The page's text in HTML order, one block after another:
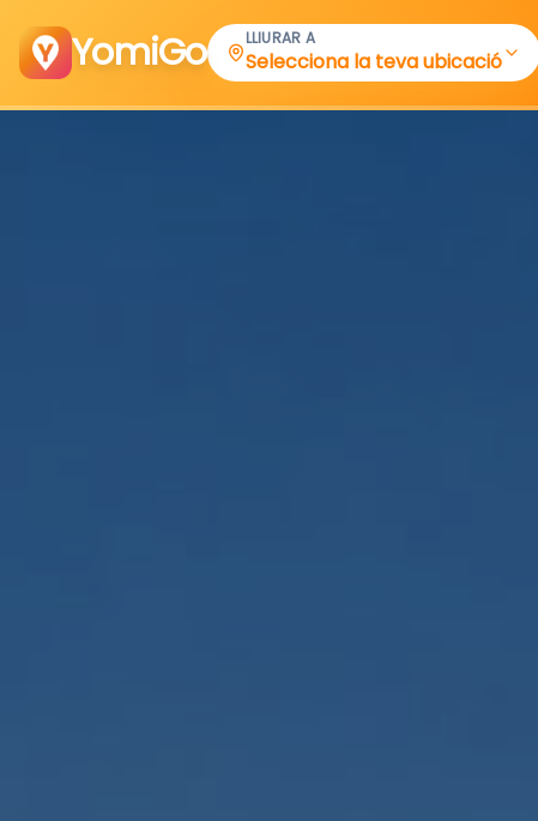
YomiGo LLIURAR A
Selecciona la teva ubicació